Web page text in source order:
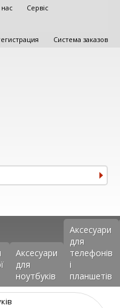
Сервіс
Система заказов
Аксесуари
для
ноутбуків
Аксеcуари
для
телефонів
і
планшетів